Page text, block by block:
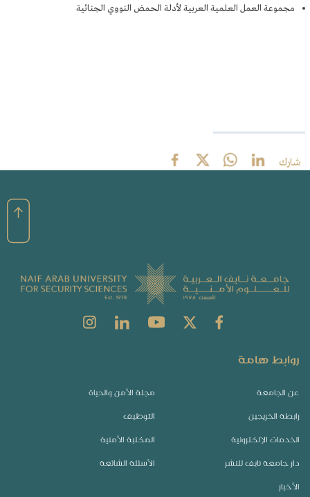
مجموعة العمل العلمية العربية لأدلة الحمض النووي الجنائية​
شارك
روابط هامة
عن الجامعة مجلة الأمن والحياة
رابطة الخريجين التوظيف
الخدمات الإلكترونية المكتبة الأمنية
دار جامعة نايف للنشر الأسئلة الشائعة
الأخبار